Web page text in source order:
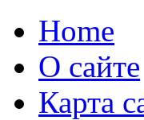
Home
О сайте
Карта